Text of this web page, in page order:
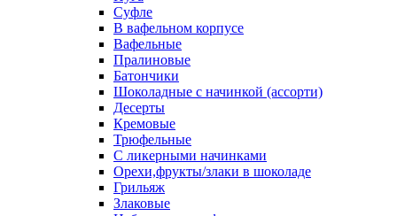
Суфле
В вафельном корпусе
Вафельные
Пралиновые
Батончики
Шоколадные с начинкой (ассорти)
Десерты
Кремовые
Трюфельные
С ликерными начинками
Орехи,фрукты/злаки в шоколаде
Грильяж
Злаковые